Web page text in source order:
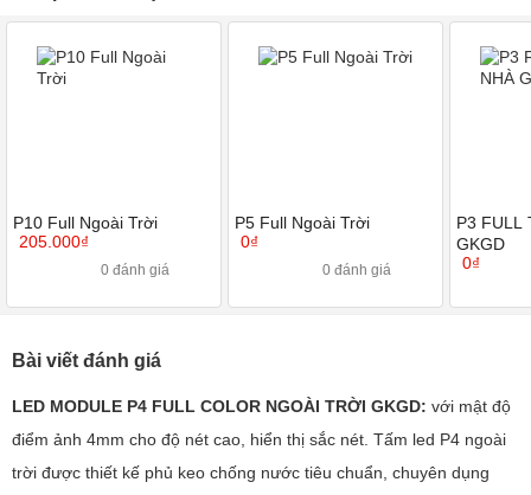
P10 Full Ngoài Trời
205.000₫
0 đánh giá
P5 Full Ngoài Trời
0₫
0 đánh giá
P3 FULL
GKGD
0₫
Bài viết đánh giá
LED MODULE P4 FULL COLOR NGOÀI TRỜI GKGD: với mật độ
điểm ảnh 4mm cho độ nét cao, hiển thị sắc nét. Tấm led P4 ngoài
trời được thiết kế phủ keo chống nước tiêu chuẩn, chuyên dụng